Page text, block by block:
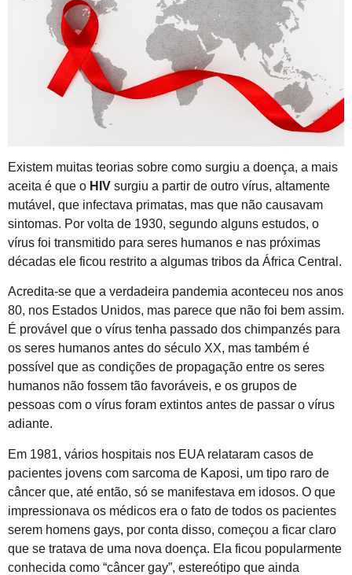
Existem muitas teorias sobre como surgiu a doença, a mais
aceita é que o HIV surgiu a partir de outro vírus, altamente
mutável, que infectava primatas, mas que não causavam
sintomas. Por volta de 1930, segundo alguns estudos, o
vírus foi transmitido para seres humanos e nas próximas
décadas ele ficou restrito a algumas tribos da África Central.
Acredita-se que a verdadeira pandemia aconteceu nos anos
80, nos Estados Unidos, mas parece que não foi bem assim.
É provável que o vírus tenha passado dos chimpanzés para
os seres humanos antes do século XX, mas também é
possível que as condições de propagação entre os seres
humanos não fossem tão favoráveis, e os grupos de
pessoas com o vírus foram extintos antes de passar o vírus
adiante.
Em 1981, vários hospitais nos EUA relataram casos de
pacientes jovens com sarcoma de Kaposi, um tipo raro de
câncer que, até então, só se manifestava em idosos. O que
impressionava os médicos era o fato de todos os pacientes
serem homens gays, por conta disso, começou a ficar claro
que se tratava de uma nova doença. Ela ficou popularmente
conhecida como “câncer gay”, estereótipo que ainda